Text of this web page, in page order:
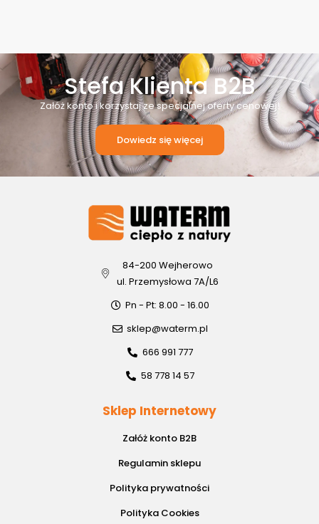
Stefa Klienta B2B
Załóż konto i korzystaj ze specjalnej oferty cenowej!
Dowiedz się więcej
84-200 Wejherowo
ul. Przemysłowa 7A/L6
Pn - Pt: 8.00 - 16.00
sklep@waterm.pl
666 991 777
58 778 14 57
Sklep Internetowy
Załóż konto B2B
Regulamin sklepu
Polityka prywatności
Polityka Cookies